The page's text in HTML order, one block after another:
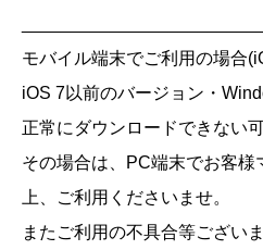
モバイル端末でご利用の場合
iOS 7以前のバージョン・
正常にダウンロードできない
その場合は、PC端末でお客様
上、ご利用くださいませ。
またご利用の不具合等ござい